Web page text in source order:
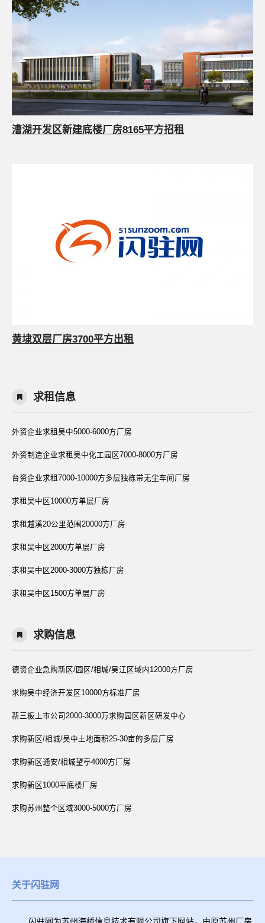
漕湖开发区新建底楼厂房8165平方招租
黄埭双层厂房3700平方出租
求租信息
外资企业求租吴中5000-6000方厂房
外资制造企业求租吴中化工园区7000-8000方厂房
台资企业求租7000-10000方多层独栋带无尘车间厂房
求租吴中区10000方单层厂房
求租越溪20公里范围20000方厂房
求租吴中区2000方单层厂房
求租吴中区2000-3000方独栋厂房
求租吴中区1500方单层厂房
求购信息
德资企业急购新区/园区/相城/吴江区域内12000方厂房
求购吴中经济开发区10000方标准厂房
新三板上市公司2000-3000万求购园区新区研发中心
求购新区/相城/吴中土地面积25-30亩的多层厂房
求购新区通安/相城望亭4000方厂房
求购新区1000平底楼厂房
求购苏州整个区域3000-5000方厂房
关于闪驻网